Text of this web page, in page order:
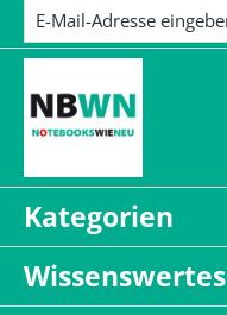
Kategorien
Wissenswertes